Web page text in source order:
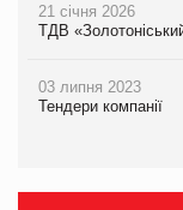
21 січня 2026
ТДВ
03 липня 2023
Тендери компанії